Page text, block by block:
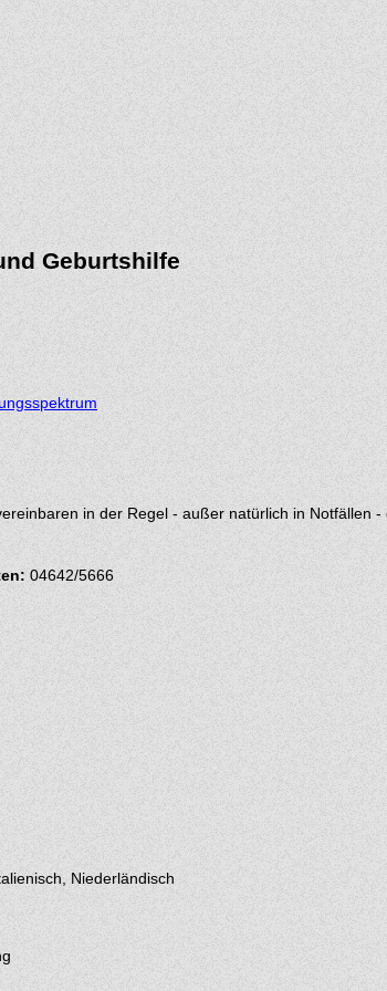
Geburtshilfe
in der Regel - außer natürlich in Notfällen -
04642/5666
Niederländisch